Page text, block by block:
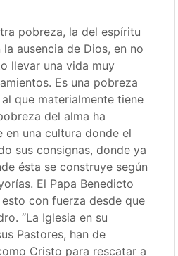
pobreza, la del espíritu
ausencia de Dios, en no
llevar una vida muy
Es una pobreza
que materialmente tiene
del alma ha
una cultura donde el
sus consignas, donde ya
ésta se construye según
El Papa Benedicto
con fuerza desde que
“La Iglesia en su
Pastores, han de
Cristo para rescatar a